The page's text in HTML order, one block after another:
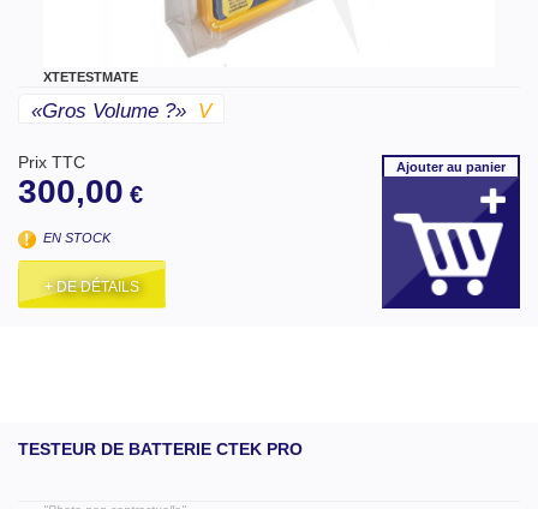
XTETESTMATE
«gros Volume ?» V
Prix TTC
300,00 €
EN STOCK
+ DE DÉTAILS
Ajouterau panier
TESTEUR DE BATTERIE CTEK PRO